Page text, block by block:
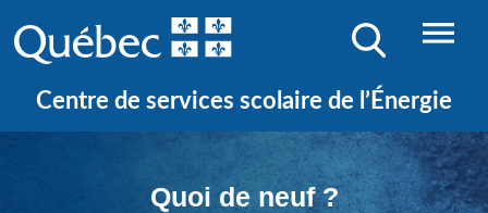
Centre de services scolaire de l’Énergie
Quoi de neuf ?